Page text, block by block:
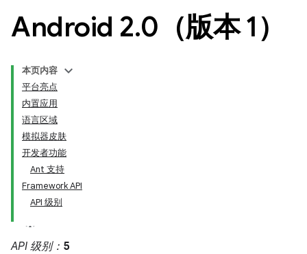
Android 2.0（版本 1）
本页内容
平台亮点
内置应用
语言区域
模拟器皮肤
开发者功能
Ant 支持
Framework API
API 级别
API 级别： 5